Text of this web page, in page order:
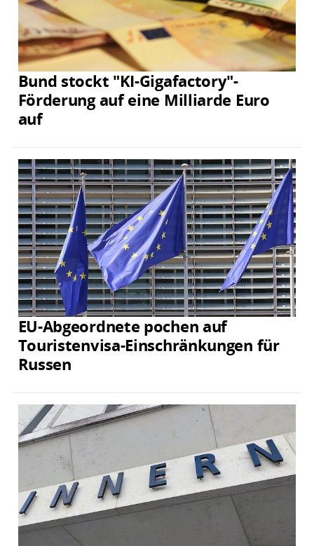
Bund stockt "KI-Gigafactory"-
Förderung auf eine Milliarde Euro
auf
EU-Abgeordnete pochen auf
Touristenvisa-Einschränkungen für
Russen